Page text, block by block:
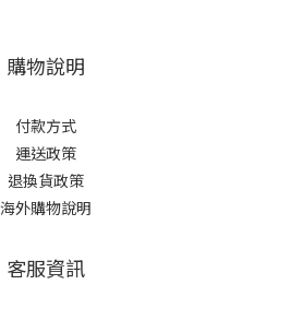
購物說明
付款方式
運送政策
退換貨政策
海外購物說明
客服資訊